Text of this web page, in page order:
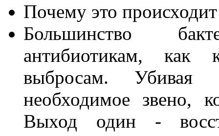
Почему это
Большинство
антибиотикам,
выбросам.
необходимое звено,
Выход один -